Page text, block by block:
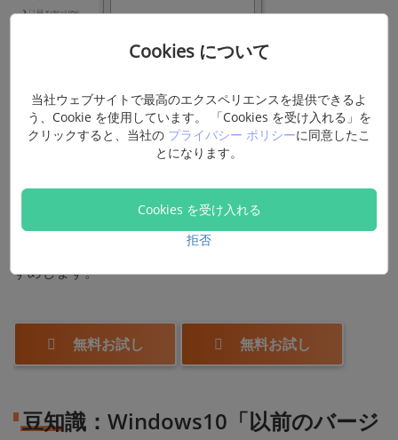
以上三つのステップで、手軽に間違えて上書き保存したデ
ータを以前のバージョンに復元できます。特に、「利用可
能な以前のバージョンはありません」といったエラーに直
す。
にも
対応します。データ損失のリスクを最小限に抑え、重要な
ファイルを迅速に取り戻すために、このソフトを強くおす
すめします。
無料お試し 無料お試し
豆知識：Windows10「以前のバージ
Cookies について
当社ウェブサイトで最高のエクスペリエンスを提供できるよ
う、Cookie を使用しています。 「Cookies を受け入れる」を
クリックすると、当社の プライバシー ポリシーに同意したこ
とになります。
Cookies を受け入れる
拒否